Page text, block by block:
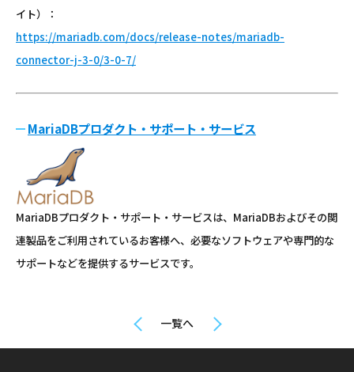
イト）：
https://mariadb.com/docs/release-notes/mariadb-
connector-j-3-0/3-0-7/
MariaDBプロダクト・サポート・サービス
MariaDBプロダクト・サポート・サービスは、MariaDBおよびその関
連製品をご利用されているお客様へ、必要なソフトウェアや専門的な
サポートなどを提供するサービスです。
一覧へ